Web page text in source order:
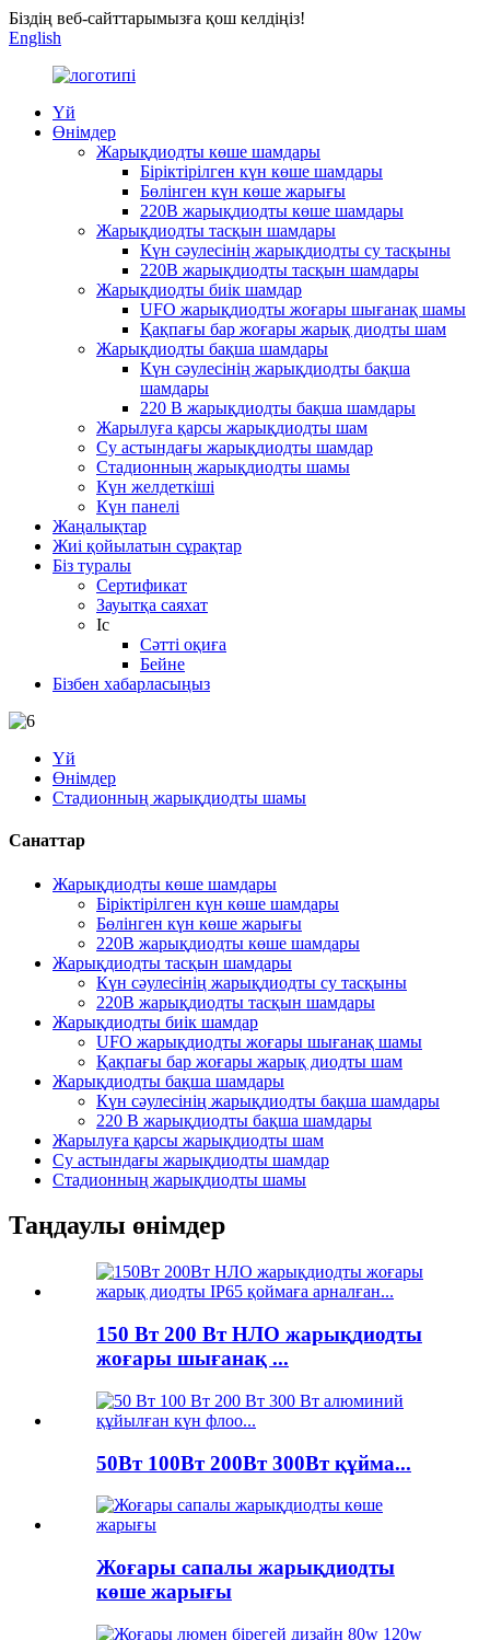
Біздің веб-сайттарымызға қош келдіңіз!
English
Үй
Өнімдер
Жарықдиодты көше шамдары
Біріктірілген күн көше шамдары
Бөлінген күн көше жарығы
220В жарықдиодты көше шамдары
Жарықдиодты тасқын шамдары
Күн сәулесінің жарықдиодты су тасқыны
220В жарықдиодты тасқын шамдары
Жарықдиодты биік шамдар
UFO жарықдиодты жоғары шығанақ шамы
Қақпағы бар жоғары жарық диодты шам
Жарықдиодты бақша шамдары
Күн сәулесінің жарықдиодты бақша
шамдары
220 В жарықдиодты бақша шамдары
Жарылуға қарсы жарықдиодты шам
Су астындағы жарықдиодты шамдар
Стадионның жарықдиодты шамы
Күн желдеткіші
Күн панелі
Жаңалықтар
Жиі қойылатын сұрақтар
Біз туралы
Сертификат
Зауытқа саяхат
Іс
Сәтті оқиға
Бейне
Бізбен хабарласыңыз
Үй
Өнімдер
Стадионның жарықдиодты шамы
Санаттар
Жарықдиодты көше шамдары
Біріктірілген күн көше шамдары
Бөлінген күн көше жарығы
220В жарықдиодты көше шамдары
Жарықдиодты тасқын шамдары
Күн сәулесінің жарықдиодты су тасқыны
220В жарықдиодты тасқын шамдары
Жарықдиодты биік шамдар
UFO жарықдиодты жоғары шығанақ шамы
Қақпағы бар жоғары жарық диодты шам
Жарықдиодты бақша шамдары
Күн сәулесінің жарықдиодты бақша шамдары
220 В жарықдиодты бақша шамдары
Жарылуға қарсы жарықдиодты шам
Су астындағы жарықдиодты шамдар
Стадионның жарықдиодты шамы
Таңдаулы өнімдер
150 Вт 200 Вт НЛО жарықдиодты
жоғары шығанақ ...
50Вт 100Вт 200Вт 300Вт құйма...
Жоғары сапалы жарықдиодты
көше жарығы